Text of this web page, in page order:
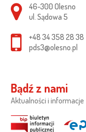
Adres pocztowy:
46-300 Olesno
ul. Sądowa 5
+48 34 358 28 38
pds3@olesno.pl
Bądź z nami
Aktualności i informacje